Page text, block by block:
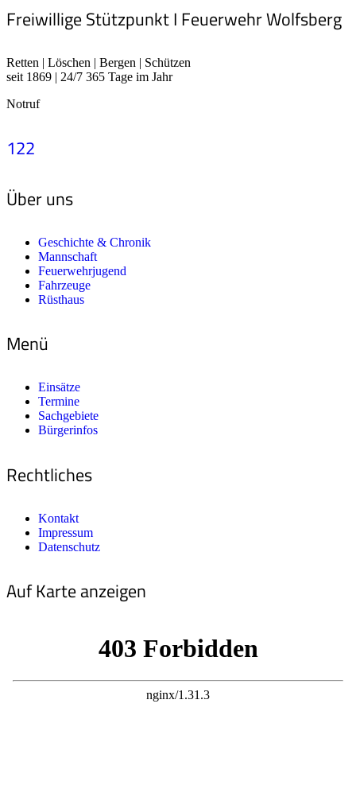
Freiwillige Stützpunkt I Feuerwehr Wolfsberg
Retten | Löschen | Bergen | Schützen
seit 1869 | 24/7 365 Tage im Jahr
Notruf
122
Über uns
Geschichte & Chronik
Mannschaft
Feuerwehrjugend
Fahrzeuge
Rüsthaus
Menü
Einsätze
Termine
Sachgebiete
Bürgerinfos
Rechtliches
Kontakt
Impressum
Datenschutz
Auf Karte anzeigen